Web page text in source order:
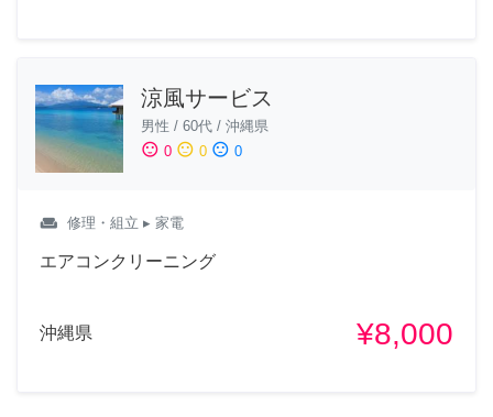
涼風サービス
男性 / 60代 / 沖縄県
sentiment_satisfied 0 sentiment_neutral 0 sentiment_dissatisfied 0
weekend 修理・組立 ▸ 家電
エアコンクリーニング
沖縄県 ¥8,000